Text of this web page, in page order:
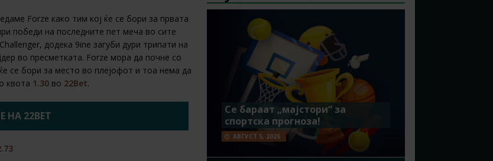
Forze како тим кој ќе се бори за првата
победи на последните пет меча во сите
додека 9ine загуби дури трипати на
во пресметката. Forze мора да почне со
се бори за место во плејофот и тоа нема да
квота 1.30 во 22Bet.
НА 22BET
Се бараат „мајстори“ за
спортска прогноза!
АВГУСТ 5, 2026